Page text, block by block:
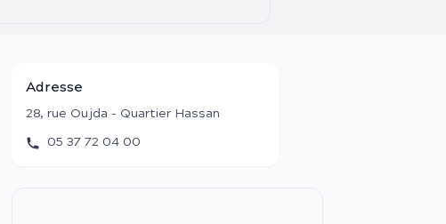
Adresse
28, rue Oujda – Quartier Hassan
05 37 72 04 00